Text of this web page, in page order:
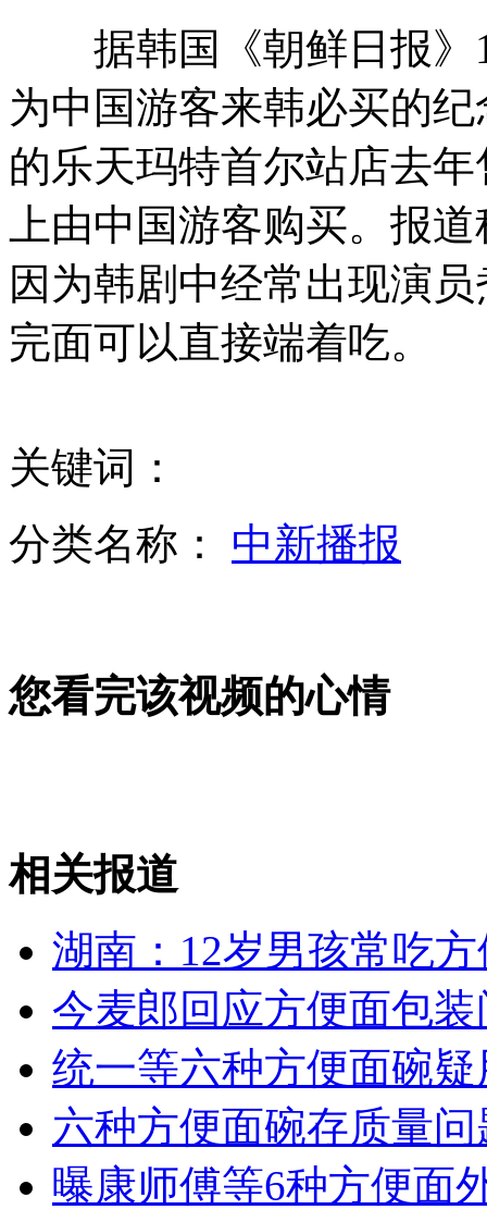
北京旅客扮“熊猫”体验春运
美成功试射陆基中段防御拦截导弹
中国再进行陆基中段反导拦截试验
拍客：春运人在囧途之拥堵车厢
外交部：有关国家言论片面不公正
据韩国《朝鲜日报》1
为中国游客来韩必买的
的乐天玛特首尔站店去
上由中国游客购买。报
因为韩剧中经常出现演
完面可以直接端着吃。
关键词：
分类名称： 中新播报
您看完该视频的心情
相关报道
湖南：12岁男孩常吃
今麦郎回应方便面包
统一等六种方便面碗
六种方便面碗存质量
曝康师傅等6种方便面